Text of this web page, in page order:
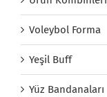
Voleybol Forma
Yeşil Buff
Yüz Bandanaları